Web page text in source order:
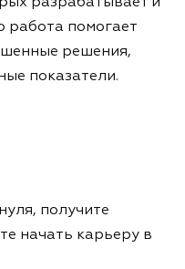
разрабатывает и
работа помогает
решения,
показатели.
получите
начать карьеру в